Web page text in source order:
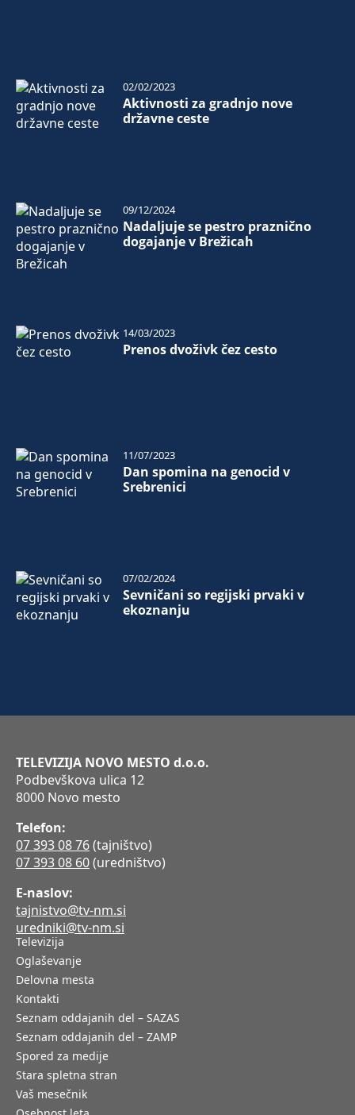
Aktivnosti za gradnjo nove
državne ceste
02/02/2023
Nadaljuje se pestro praznično
dogajanje v Brežicah
09/12/2024
Prenos dvoživk čez cesto
14/03/2023
Dan spomina na genocid v
Srebrenici
11/07/2023
Sevničani so regijski prvaki v
ekoznanju
07/02/2024
TELEVIZIJA NOVO MESTO d.o.o.
Podbevškova ulica 12
8000 Novo mesto
Telefon:
07 393 08 76(tajništvo)
07 393 08 60(uredništvo)
E-naslov:
tajnistvo@tv-nm.si
uredniki@tv-nm.si
Televizija
Oglaševanje
Delovna mesta
Kontakti
Seznam oddajanih del – SAZAS
Seznam oddajanih del – ZAMP
Spored za medije
Stara spletna stran
Vaš mesečnik